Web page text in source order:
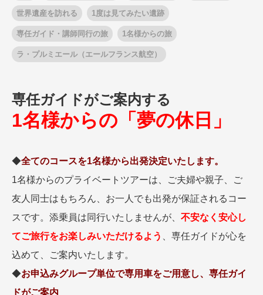
“知究”紀行
GRAND'EX
夢の休日 | 海外旅行
目的・テーマから探す
ヨーロッパの田舎（村・町）
名門・名物ホテルに泊まる
特別企画
グルメ
リゾート
絶景
日系航空会社で行く
世界遺産を訪れる
1度は見てみたい遺跡
お花・紅葉
鉄道の旅
ハイキング・トレッキング
専任ガイド・講師同行の旅
目的・テーマから探す
紅葉
花火
祭り
季節の風景
特別企画
ななつ星in九州
TWILIGHT EXPRESS 瑞風
美食・旬の味覚を味わう
キング
観光列車
の旅
世界遺産を訪れる 1度は見てみたい遺跡
専任ガイド・講師同行の旅 1名様からの旅
ラ・プルミエール（エールフランス航空）
専任ガイドがご案内する
1名様からの「夢の休日」
◆全てのコースを1名様から出発決定いたします。
1名様からのプライベートツアーは、ご夫婦や親子、ご
友人同士はもちろん、お一人でも出発が保証されるコー
スです。添乗員は同行いたしませんが、 不安なく安心し
てご旅行をお楽しみいただけるよう
、専任ガイドが心を
込めて、ご案内いたします。
◆お申込みグループ単位で専用車をご用意し、専任ガイ
ドがご案内